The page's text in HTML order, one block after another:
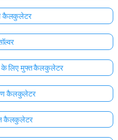
कैलकुलेटर
के लिए मुफ्त कैलकुलेटर
कैलकुलेटर
कैलकुलेटर